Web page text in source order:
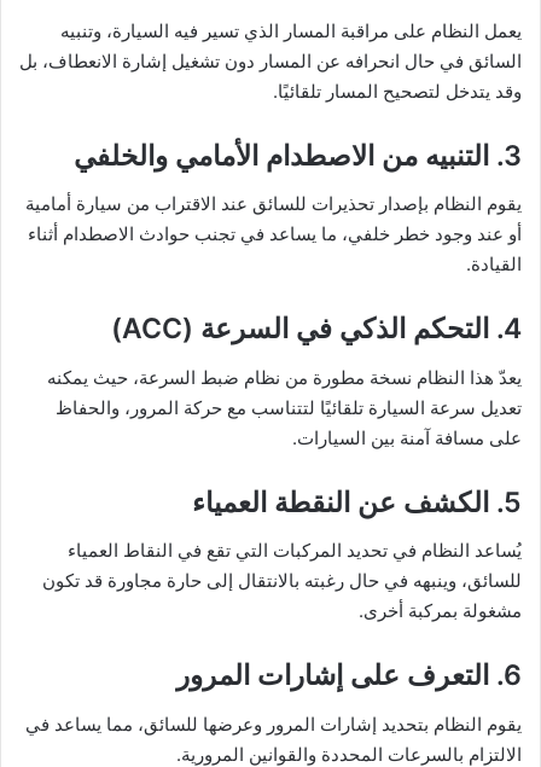
يعمل النظام على مراقبة المسار الذي تسير فيه السيارة، وتنبيه
السائق في حال انحرافه عن المسار دون تشغيل إشارة الانعطاف، بل
وقد يتدخل لتصحيح المسار تلقائيًا.
3. التنبيه من الاصطدام الأمامي والخلفي
يقوم النظام بإصدار تحذيرات للسائق عند الاقتراب من سيارة أمامية
أو عند وجود خطر خلفي، ما يساعد في تجنب حوادث الاصطدام أثناء
القيادة.
4. التحكم الذكي في السرعة (ACC)
يعدّ هذا النظام نسخة مطورة من نظام ضبط السرعة، حيث يمكنه
تعديل سرعة السيارة تلقائيًا لتتناسب مع حركة المرور، والحفاظ
على مسافة آمنة بين السيارات.
5. الكشف عن النقطة العمياء
يُساعد النظام في تحديد المركبات التي تقع في النقاط العمياء
للسائق، وينبهه في حال رغبته بالانتقال إلى حارة مجاورة قد تكون
مشغولة بمركبة أخرى.
6. التعرف على إشارات المرور
يقوم النظام بتحديد إشارات المرور وعرضها للسائق، مما يساعد في
الالتزام بالسرعات المحددة والقوانين المرورية.